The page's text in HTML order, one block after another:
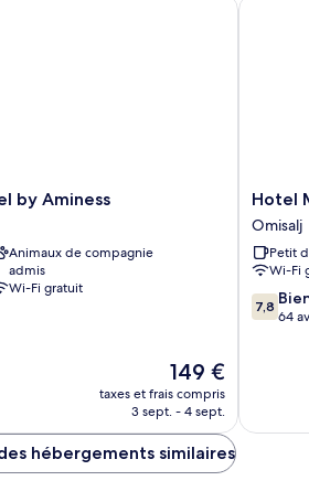
by Aminess
Animaux de compagnie
admis
Wi-Fi gratuit
Le
nouveau
prix
de
149 €
taxes et frais compris
3 sept. - 4 sept.
Hotel
Njivice
Omisalj
Hotel
Omisalj
Petit
Wi-Fi
7.8
sur
7,8
64
hébergements similaires